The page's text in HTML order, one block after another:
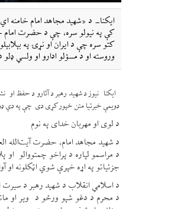
ایکنا- د «شهید مجاهد امام خامنه
کې په نیولو سره، چې د حضرت امام
کتو سره چې د ایران او نړۍ په
وروسته او د مسؤلو ادارو او ولسي
ایکنا نیوز د شهید رهبر د آثارو د حفظ او
دویمې خبرتیا متن خپور کړی دی چې په دې
د لوی او مهربان خدای په نوم
د شهید مجاهد امام، حضرت آیت‌الله
د مراسمو لپاره د پراخو چمتووالو
جزئیاتو په اړه خپرې شوي اټکلونه او
د اسلامي انقلاب د شهید رهبر د سیرت
د محرم د دغو شپو ورځو د ویر او